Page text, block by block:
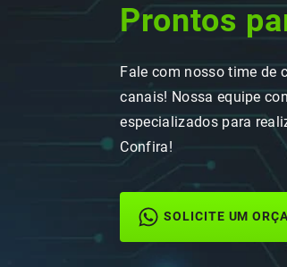
Prontos
Fale com nosso time de
canais! Nossa equipe
especializados para
Confira!
SOLICITE UM